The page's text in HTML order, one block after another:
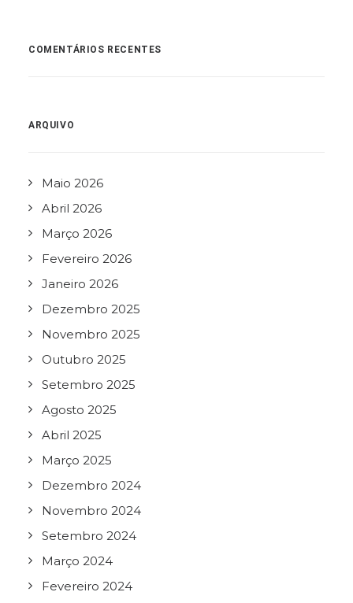
COMENTÁRIOS RECENTES
ARQUIVO
Maio 2026
Abril 2026
Março 2026
Fevereiro 2026
Janeiro 2026
Dezembro 2025
Novembro 2025
Outubro 2025
Setembro 2025
Agosto 2025
Abril 2025
Março 2025
Dezembro 2024
Novembro 2024
Setembro 2024
Março 2024
Fevereiro 2024